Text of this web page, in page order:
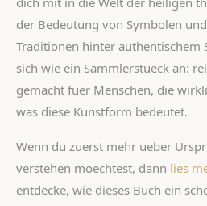
der Bedeutung von Symbolen
Traditionen hinter authentischem
sich wie ein Sammlerstueck an:
gemacht fuer Menschen, die
was diese Kunstform bedeutet.
Wenn du zuerst mehr ueber
verstehen moechtest, dann lies
entdecke, wie dieses Buch ein
SAK YANT Online
WhatsApp
Antwort
KI-Assistent